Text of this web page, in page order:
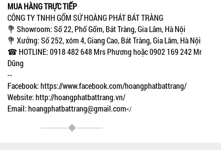
MUA HÀNG TRỰC TIẾP
CÔNG TY TNHH GỐM SỨ HOÀNG PHÁT BÁT TRÀNG
💐 Showroom: Số 22, Phố Gốm, Bát Tràng, Gia Lâm, Hà Nội
💐 Xưởng: Số 252, xóm 4, Giang Cao, Bát Tràng, Gia Lâm, Hà Nội
☎ HOTLINE: 0918 482 648 Mrs Phương hoặc 0902 169 242 Mr
Dũng
--
Facebook: https://www.facebook.com/hoangphatbattrang/
Website: http://hoangphatbattrang.vn/
Email: hoangphatbattrang@gmail.com</